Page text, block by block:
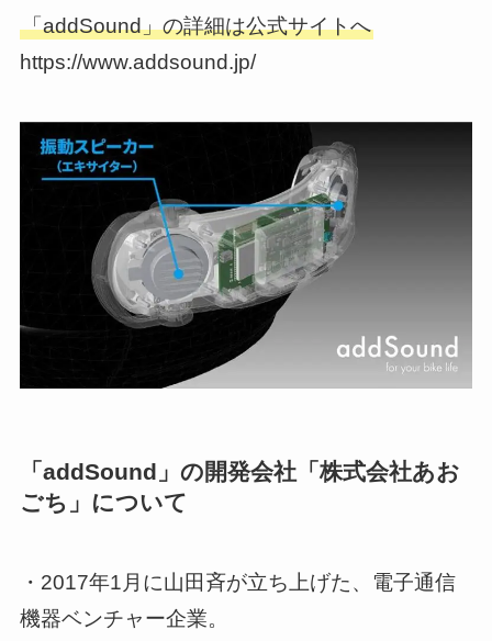
「addSound」の詳細は公式サイトへ
https://www.addsound.jp/
「addSound」の開発会社「株式会社あお
ごち」について
・2017年1月に山田斉が立ち上げた、電子通信
機器ベンチャー企業。